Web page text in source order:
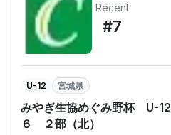
Recent
#7
U-12 宮城県
みやぎ生協めぐみ野杯 U-
６ ２部（北）